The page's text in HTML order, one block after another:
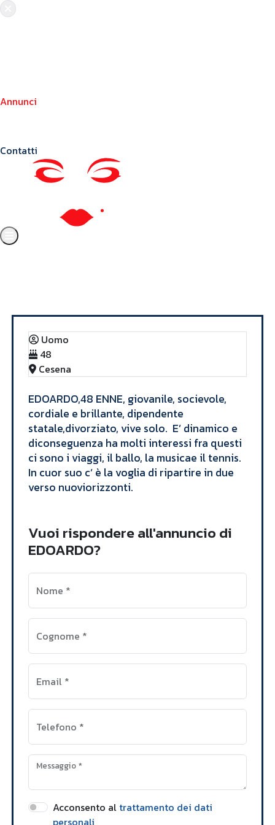
Annunci
Contatti
Annunci
Uomo
48
Cesena
EDOARDO,48 ENNE, giovanile, socievole,
cordiale e brillante, dipendente
statale,divorziato, vive solo. E’ dinamico e
diconseguenza ha molti interessi fra questi
ci sono i viaggi, il ballo, la musicae il tennis.
In cuor suo c’ è la voglia di ripartire in due
verso nuoviorizzonti.
Vuoi rispondere all'annuncio di
EDOARDO?
Nome *
Cognome *
Email *
Telefono *
Messaggio*
Acconsento al trattamento dei dati